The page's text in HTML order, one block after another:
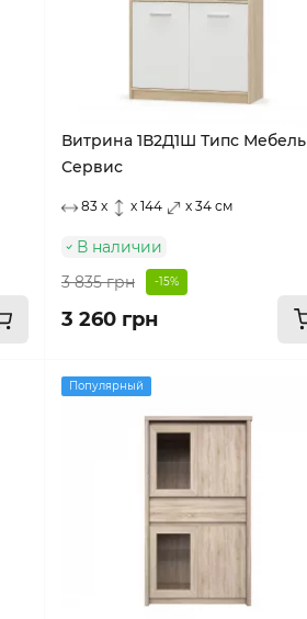
Витрина 1В2Д1Ш Типс Мебель
Сервис
83 x x 144 x 34 см
В наличии
3 835 грн
-15%
3 260 грн
Популярный